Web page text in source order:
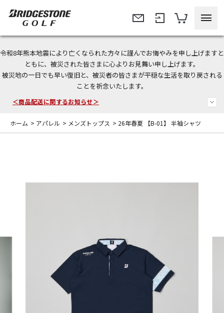
令和8年熊本地震により亡くなられた方々に謹んでお悔やみを申し上げますと
ともに、被災された皆さまに心よりお見舞い申し上げます。
被災地の一日でも早い復旧と、被災者の皆さまが平穏な生活を取り戻される
ことを祈念いたします。
今なら新規会員登録で1,000円OFFクーポンプレゼント！
＜商品配送に関するお知らせ＞
＜夏季休暇中のご注文・発送・お問い合わせ＞
ホーム > アパレル > メンズトップス > 26年春夏 【B-01】 半袖シャツ